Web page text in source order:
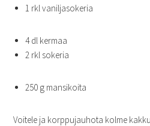
1 rkl vaniljasokeria
4 dl kermaa
2 rkl sokeria
250 g mansikoita
Voitele ja korppujauhota kolme